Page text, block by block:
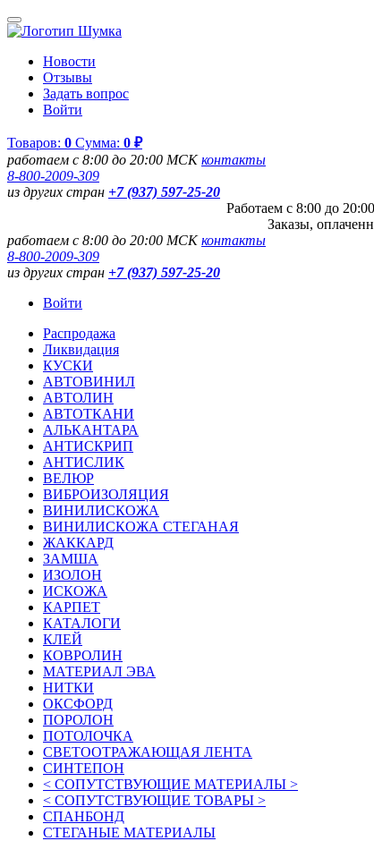
Новости
Отзывы
Задать вопрос
Войти
Товаров: 0 Сумма: 0 ₽
работаем с 8:00 до 20:00 МСКконтакты
8-800-2009-309
из других стран +7 (937) 597-25-20
Работаем с 8:00 до
Заказы,
работаем с 8:00 до 20:00 МСКконтакты
8-800-2009-309
из других стран +7 (937) 597-25-20
Войти
Распродажа
Ликвидация
КУСКИ
АВТОВИНИЛ
АВТОЛИН
АВТОТКАНИ
АЛЬКАНТАРА
АНТИСКРИП
АНТИСЛИК
ВЕЛЮР
ВИБРОИЗОЛЯЦИЯ
ВИНИЛИСКОЖА
ВИНИЛИСКОЖА СТЕГАНАЯ
ЖАККАРД
ЗАМША
ИЗОЛОН
ИСКОЖА
КАРПЕТ
КАТАЛОГИ
КЛЕЙ
КОВРОЛИН
МАТЕРИАЛ ЭВА
НИТКИ
ОКСФОРД
ПОРОЛОН
ПОТОЛОЧКА
СВЕТООТРАЖАЮЩАЯ ЛЕНТА
СИНТЕПОН
< СОПУТСТВУЮЩИЕ МАТЕРИАЛЫ >
< СОПУТСТВУЮЩИЕ ТОВАРЫ >
СПАНБОНД
СТЕГАНЫЕ МАТЕРИАЛЫ